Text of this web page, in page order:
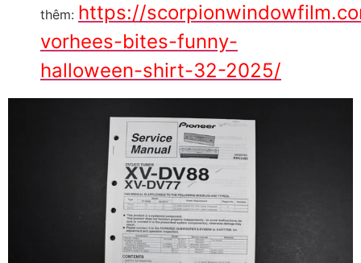
thêm: https://
vorhees-bites-funny-
halloween-shirt-32-2025/